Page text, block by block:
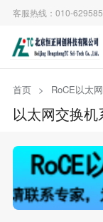
客服热线：010-
首页 > RoCE以太
以太网交换机